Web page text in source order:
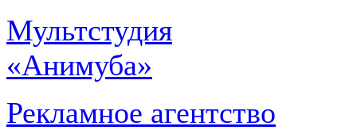
Мультстудия
«Анимуба»
Рекламное агентство